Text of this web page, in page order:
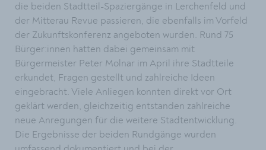
die beiden Stadtteil-Spaziergänge in Lerchenfeld und
der Mitterau Revue passieren, die ebenfalls im Vorfeld
der Zukunftskonferenz angeboten wurden. Rund 75
Bürger:innen hatten dabei gemeinsam mit
Bürgermeister Peter Molnar im April ihre Stadtteile
erkundet, Fragen gestellt und zahlreiche Ideen
eingebracht. Viele Anliegen konnten direkt vor Ort
geklärt werden, gleichzeitig entstanden zahlreiche
neue Anregungen für die weitere Stadtentwicklung.
Die Ergebnisse der beiden Rundgänge wurden